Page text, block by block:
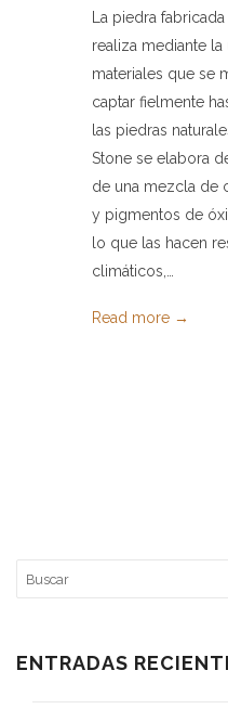
La piedra
realiza mediante
materiales que se
captar fielmente
las piedras
Stone se elabora
de una mezcla de
y pigmentos de
lo que las hacen
climáticos,…
Read more →
ENTRADAS